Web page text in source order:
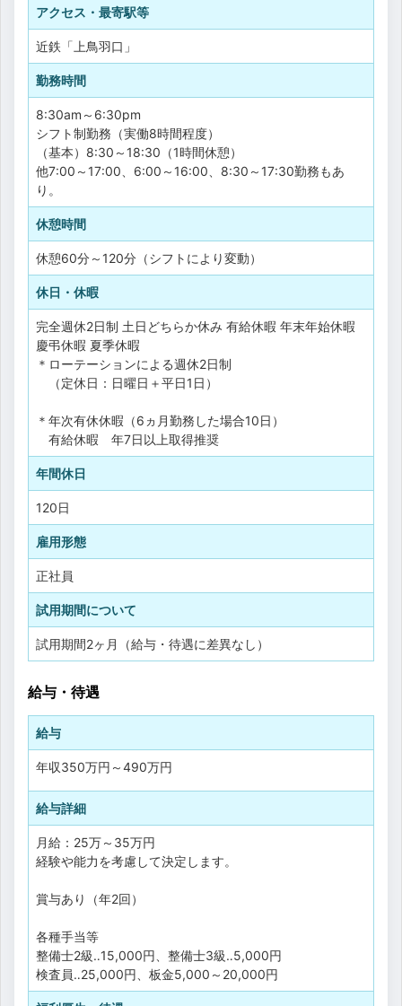
アクセス・最寄駅等
近鉄「上鳥羽口」
勤務時間
8:30am～6:30pm
シフト制勤務（実働8時間程度）
（基本）8:30～18:30（1時間休憩）
他7:00～17:00、6:00～16:00、8:30～17:30勤務もあ
り。
休憩時間
休憩60分～120分（シフトにより変動）
休日・休暇
完全週休2日制 土日どちらか休み 有給休暇 年末年始休暇
慶弔休暇 夏季休暇
＊ローテーションによる週休2日制
（定休日：日曜日＋平日1日）
＊年次有休休暇（6ヵ月勤務した場合10日）
有給休暇 年7日以上取得推奨
年間休日
120日
雇用形態
正社員
試用期間について
試用期間2ヶ月（給与・待遇に差異なし）
給与・待遇
給与
年収350万円 ～490万円
給与詳細
月給：25万～35万円
経験や能力を考慮して決定します。
賞与あり（年2回）
各種手当等
整備士2級‥15,000円、整備士3級‥5,000円
検査員‥25,000円、板金5,000～20,000円